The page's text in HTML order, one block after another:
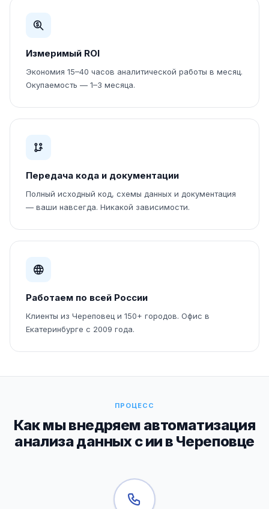
Измеримый ROI
Экономия 15–40 часов аналитической работы в месяц.
Окупаемость — 1–3 месяца.
Передача кода и документации
Полный исходный код, схемы данных и документация
— ваши навсегда. Никакой зависимости.
Работаем по всей России
Клиенты из Череповец и 150+ городов. Офис в
Екатеринбурге с 2009 года.
ПРОЦЕСС
Как мы внедряем автоматизация
анализа данных с ии в Череповце